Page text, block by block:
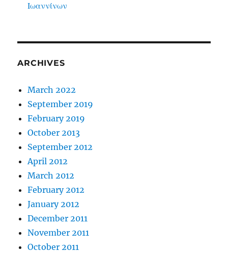
Ιωαννίνων
ARCHIVES
March 2022
September 2019
February 2019
October 2013
September 2012
April 2012
March 2012
February 2012
January 2012
December 2011
November 2011
October 2011